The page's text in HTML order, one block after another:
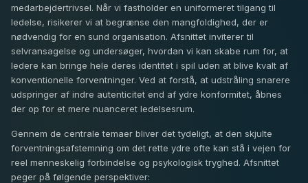
medarbejdertrivsel. Når vi fastholder en uniformeret tilgang til
ledelse, risikerer vi at begrænse den mangfoldighed, der er
nødvendig for en sund organisation. Afsnittet inviterer til
selvransagelse og undersøger, hvordan vi kan skabe rum for, at
ledere kan bringe hele deres identitet i spil uden at blive kvalt af
konventionelle forventninger. Ved at forstå, at udstråling snarere
udspringer af indre autenticitet end af ydre konformitet, åbnes
der op for et mere nuanceret ledelsesrum.
Gennem de centrale temaer bliver det tydeligt, at den skjulte
forventningsafstemning om det rette ydre ofte kan stå i vejen for
reel menneskelig forbindelse og psykologisk tryghed. Afsnittet
peger på følgende perspektiver: